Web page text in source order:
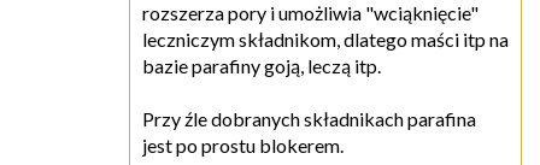
rozszerza pory i umożliwia "wciąknięcie"
leczniczym składnikom, dlatego maści itp na
bazie parafiny goją, leczą itp.
Przy źle dobranych składnikach parafina
jest po prostu blokerem.